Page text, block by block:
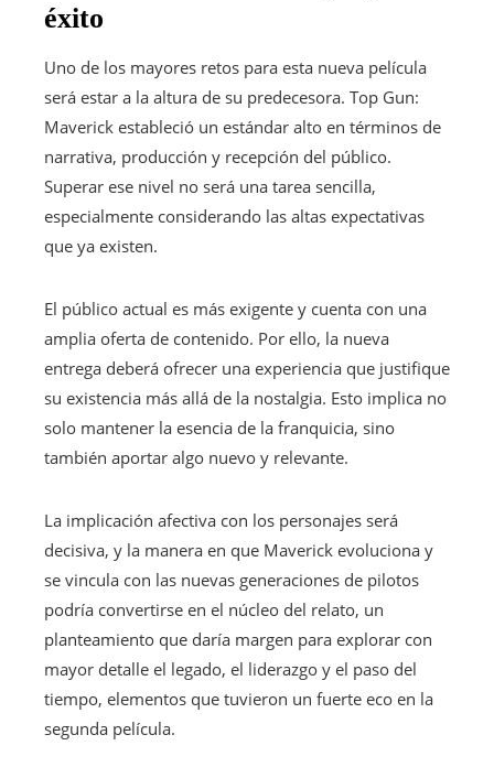
éxito
Uno de los mayores retos para esta nueva película
será estar a la altura de su predecesora. Top Gun:
Maverick estableció un estándar alto en términos de
narrativa, producción y recepción del público.
Superar ese nivel no será una tarea sencilla,
especialmente considerando las altas expectativas
que ya existen.
El público actual es más exigente y cuenta con una
amplia oferta de contenido. Por ello, la nueva
entrega deberá ofrecer una experiencia que justifique
su existencia más allá de la nostalgia. Esto implica no
solo mantener la esencia de la franquicia, sino
también aportar algo nuevo y relevante.
La implicación afectiva con los personajes será
decisiva, y la manera en que Maverick evoluciona y
se vincula con las nuevas generaciones de pilotos
podría convertirse en el núcleo del relato, un
planteamiento que daría margen para explorar con
mayor detalle el legado, el liderazgo y el paso del
tiempo, elementos que tuvieron un fuerte eco en la
segunda película.